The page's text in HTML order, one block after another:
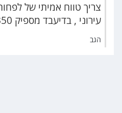
עירוני , בדיעבד מספיק 350 ק''מ .
הגב